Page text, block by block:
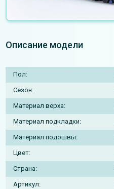
Описание модели
Пол:
Сезон:
Материал верха:
Материал подкладки:
Материал подошвы:
Цвет:
Страна:
Артикул: